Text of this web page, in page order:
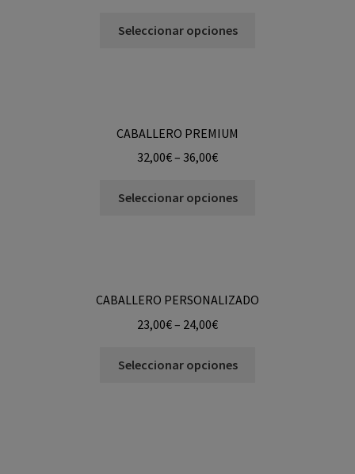
Seleccionar opciones
CABALLERO PREMIUM
32,00€– 36,00€
Seleccionar opciones
CABALLERO PERSONALIZADO
23,00€– 24,00€
Seleccionar opciones